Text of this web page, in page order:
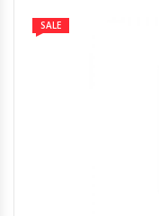
Lavavajillas
SALE